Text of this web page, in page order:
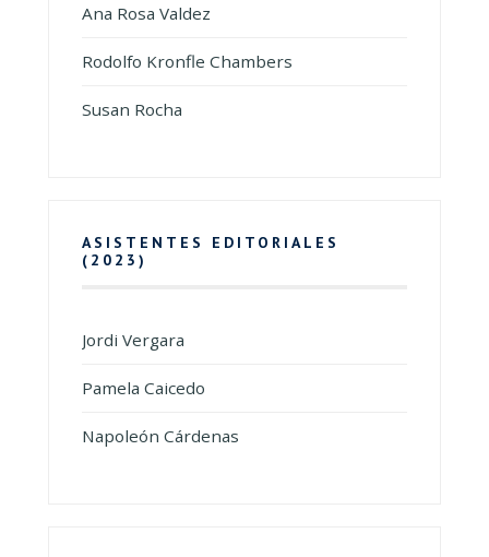
Ana Rosa Valdez
Rodolfo Kronfle Chambers
Susan Rocha
ASISTENTES EDITORIALES
(2023)
Jordi Vergara
Pamela Caicedo
Napoleón Cárdenas